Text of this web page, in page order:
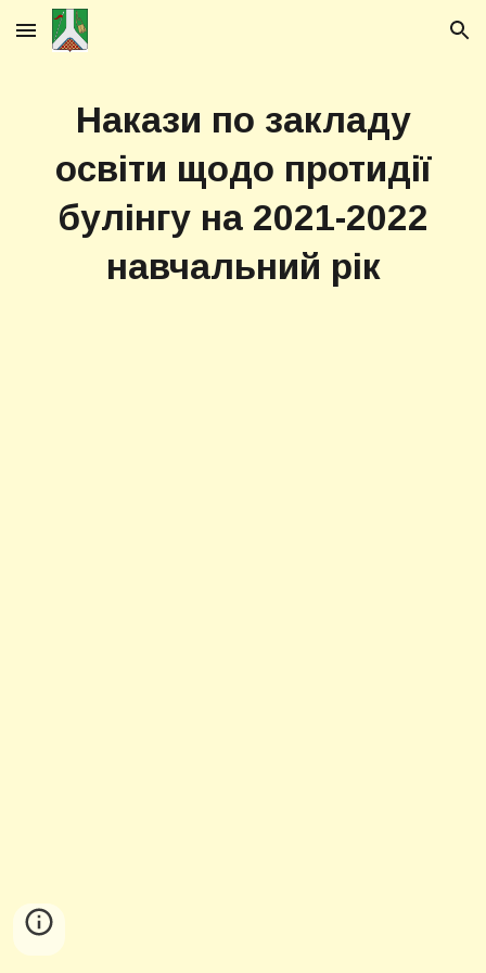
Skip to main content Skip to navigation
Накази по закладу
освіти щодо протидії
булінгу на 2021-2022
навчальний рік